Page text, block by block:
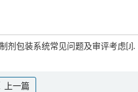
剂包装系统常见问题及审评考虑[J].
上一篇